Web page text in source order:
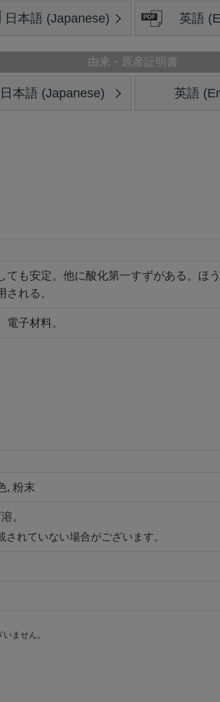
日本語 (Japanese) 英語
由来・原産証明書
日本語 (Japanese) 英語
ても安定。他に酸化第一すずがある。ほ
れる。
子材料。
, 粉末
。
されていない場合がございます。
ません。